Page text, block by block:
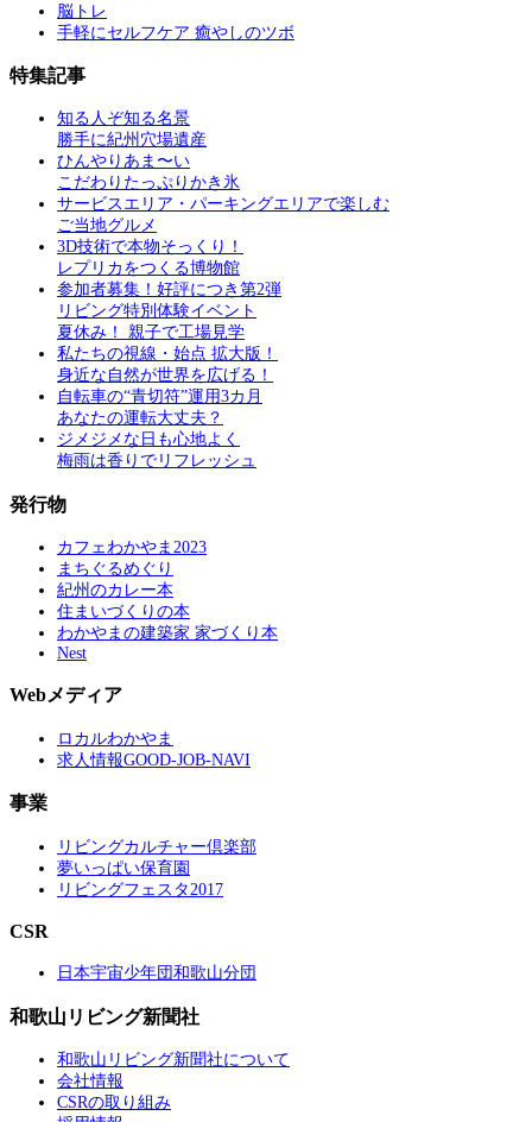
脳トレ
手軽にセルフケア 癒やしのツボ
特集記事
知る人ぞ知る名景
勝手に紀州穴場遺産
ひんやりあま〜い
こだわりたっぷりかき氷
サービスエリア・パーキングエリアで楽しむ
ご当地グルメ
3D技術で本物そっくり！
レプリカをつくる博物館
参加者募集！好評につき第2弾
リビング特別体験イベント
夏休み！ 親子で工場見学
私たちの視線・始点 拡大版！
身近な自然が世界を広げる！
自転車の“青切符”運用3カ月
あなたの運転大丈夫？
ジメジメな日も心地よく
梅雨は香りでリフレッシュ
発行物
カフェわかやま2023
まちぐるめぐり
紀州のカレー本
住まいづくりの本
わかやまの建築家 家づくり本
Nest
Webメディア
ロカルわかやま
求人情報GOOD-JOB-NAVI
事業
リビングカルチャー倶楽部
夢いっぱい保育園
リビングフェスタ2017
CSR
日本宇宙少年団和歌山分団
和歌山リビング新聞社
和歌山リビング新聞社について
会社情報
CSRの取り組み